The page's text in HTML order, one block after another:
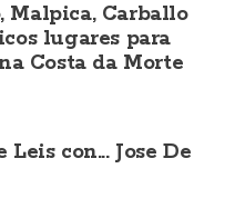
Malpica, Carballo
lugares para
Costa da Morte
con... Jose De